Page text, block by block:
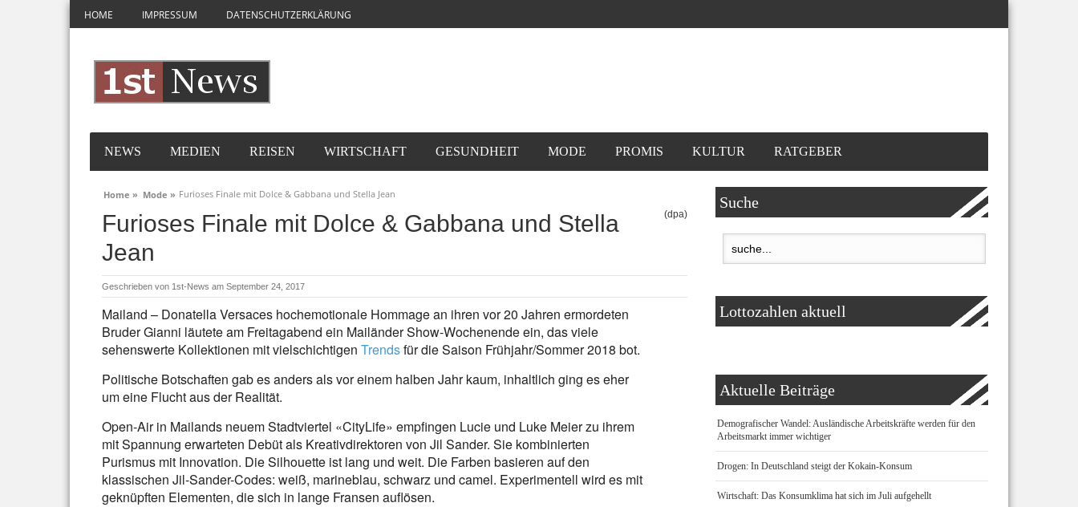
HOME IMPRESSUM DATENSCHUTZERKLÄRUNG
NEWS MEDIEN REISEN WIRTSCHAFT GESUNDHEIT MODE PROMIS KULTUR RATGEBER
Home » Mode » Furioses Finale mit Dolce & Gabbana und Stella Jean
Furioses Finale mit Dolce & Gabbana und Stella
Jean
(dpa)
Geschrieben von 1st-News am September 24, 2017
Mailand – Donatella Versaces hochemotionale Hommage an ihren vor 20 Jahren ermordeten
Bruder Gianni läutete am Freitagabend ein Mailänder Show-Wochenende ein, das viele
sehenswerte Kollektionen mit vielschichtigen Trendsfür die Saison Frühjahr/Sommer 2018 bot.
Politische Botschaften gab es anders als vor einem halben Jahr kaum, inhaltlich ging es eher
um eine Flucht aus der Realität.
Open-Air in Mailands neuem Stadtviertel «CityLife» empfingen Lucie und Luke Meier zu ihrem
mit Spannung erwarteten Debüt als Kreativdirektoren von Jil Sander. Sie kombinierten
Purismus mit Innovation. Die Silhouette ist lang und weit. Die Farben basieren auf den
klassischen Jil-Sander-Codes: weiß, marineblau, schwarz und camel. Experimentell wird es mit
geknüpften Elementen, die sich in lange Fransen auflösen.
Suche
Lottozahlen aktuell
Aktuelle Beiträge
Demografischer Wandel: Ausländische Arbeitskräfte werden für den
Arbeitsmarkt immer wichtiger
Drogen: In Deutschland steigt der Kokain-Konsum
Wirtschaft: Das Konsumklima hat sich im Juli aufgehellt